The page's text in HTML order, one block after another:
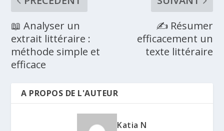
📖 Analyser un
extrait littéraire :
méthode simple et
efficace
✍️ Résumer
efficacement un
texte littéraire
A PROPOS DE L'AUTEUR
Katia N